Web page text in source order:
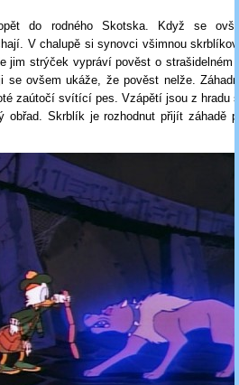
do rodného Skotska. Když se
V chalupě si synovci všimnou
jim strýček vypráví pověst o strašidelném
se ovšem ukáže, že pověst nelže.
zaútočí svítící pes. Vzápětí jsou z hradu
obřad. Skrblík je rozhodnut přijít záhadě